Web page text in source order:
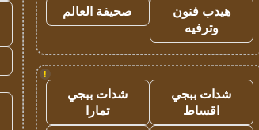
هيدب فنون
وترفيه
صحيفة العالم
!
شدات ببجي
اقساط
شدات ببجي
تمارا